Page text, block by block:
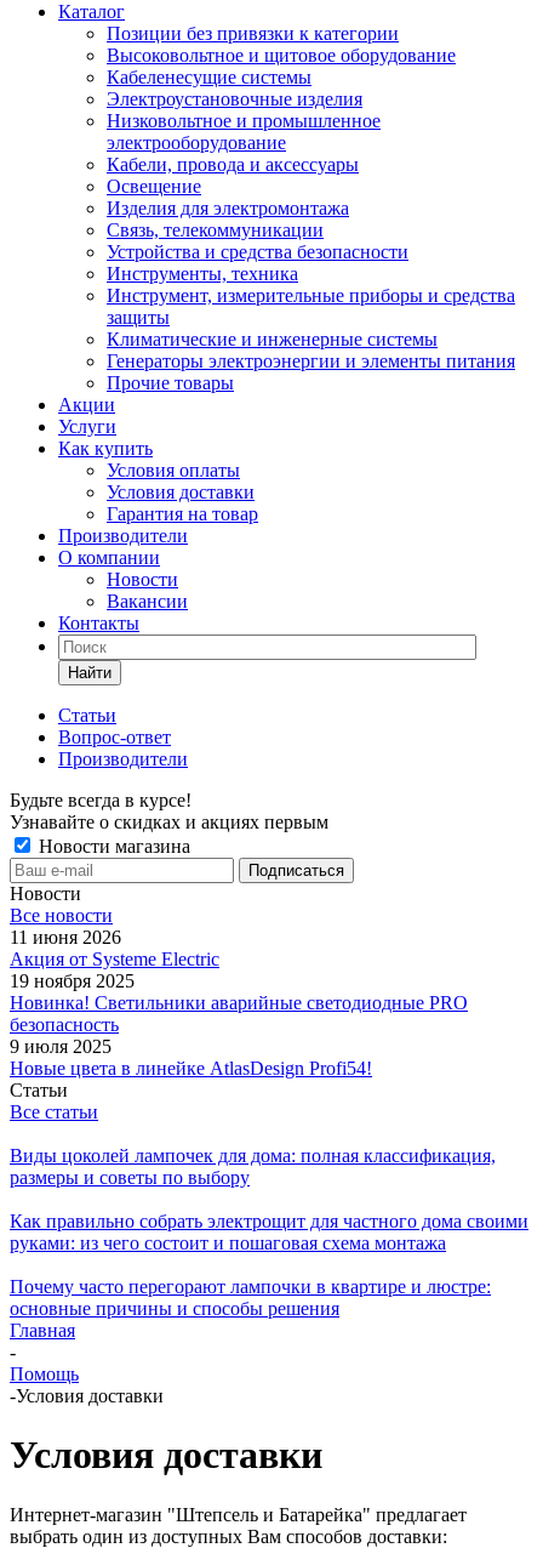
Каталог
Позиции без привязки к категории
Высоковольтное и щитовое оборудование
Кабеленесущие системы
Электроустановочные изделия
Низковольтное и промышленное
электрооборудование
Кабели, провода и аксессуары
Освещение
Изделия для электромонтажа
Связь, телекоммуникации
Устройства и средства безопасности
Инструменты, техника
Инструмент, измерительные приборы и средства
защиты
Климатические и инженерные системы
Генераторы электроэнергии и элементы питания
Прочие товары
Акции
Услуги
Как купить
Условия оплаты
Условия доставки
Гарантия на товар
Производители
О компании
Новости
Вакансии
Контакты
Найти
Статьи
Вопрос-ответ
Производители
Будьте всегда в курсе!
Узнавайте о скидках и акциях первым
Новости магазина
Новости
Все новости
11 июня 2026
Акция от Systeme Electric
19 ноября 2025
Новинка! Светильники аварийные светодиодные PRO
безопасность
9 июля 2025
Новые цвета в линейке AtlasDesign Profi54!
Статьи
Все статьи
Виды цоколей лампочек для дома: полная классификация,
размеры и советы по выбору
Как правильно собрать электрощит для частного дома своими
руками: из чего состоит и пошаговая схема монтажа
Почему часто перегорают лампочки в квартире и люстре:
основные причины и способы решения
Главная
-
Помощь
-Условия доставки
Условия доставки
Интернет-магазин "Штепсель и Батарейка" предлагает
выбрать один из доступных Вам способов доставки: